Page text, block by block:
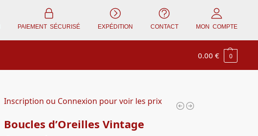
PAIEMENT SÉCURISÉ EXPÉDITION CONTACT MON COMPTE
0.00€ 0
Inscription ou Connexion pour voir les prix
Boucles d’Oreilles Vintage